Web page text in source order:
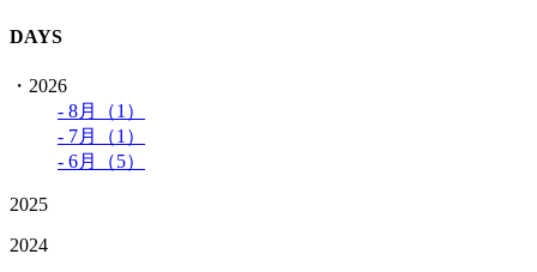
DAYS
・2026
- 8月（1）
- 7月（1）
- 6月（5）
2025
2024